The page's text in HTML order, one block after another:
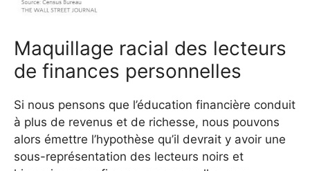
Maquillage racial des lecteurs
de finances personnelles
Si nous pensons que l’éducation financière conduit
à plus de revenus et de richesse, nous pouvons
alors émettre l’hypothèse qu’il devrait y avoir une
sous-représentation des lecteurs noirs et